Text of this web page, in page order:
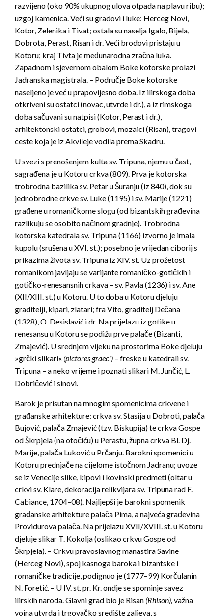
razvijeno (oko 90% ukupnog ulova otpada na plavu ribu);
uzgoj kamenica. Veći su gradovi i luke: Herceg Novi,
Kotor, Zelenika i Tivat; ostala su naselja Igalo, Bijela,
Dobrota, Perast, Risan i dr. Veći brodovi pristaju u
Kotoru; kraj Tivta je međunarodna zračna luka.
Zapadnom i sjevernom obalom Boke kotorske prolazi
Jadranska magistrala. – Područje Boke kotorske
naseljeno je već u prapovijesno doba. Iz ilirskoga doba
otkriveni su ostatci (novac, utvrde i dr.), a iz rimskoga
doba sačuvani su natpisi (Kotor, Perast i dr.),
arhitektonski ostatci, grobovi, mozaici (Risan), tragovi
ceste koja je iz Akvileje vodila prema Skadru.
U svezi s prenošenjem kulta sv. Tripuna, njemu u čast,
sagrađena je u Kotoru crkva (809). Prva je kotorska
trobrodna bazilika sv. Petar u Šuranju (iz 840), dok su
jednobrodne crkve sv. Luke (1195) i sv. Marije (1221)
građene u romaničkome slogu (od bizantskih građevina
razlikuju se osobito načinom gradnje). Trobrodna
kotorska katedrala sv. Tripuna (1166) izvorno je imala
kupolu (srušena u XVI. st.); posebno je vrijedan ciborij s
prikazima života sv. Tripuna iz XIV. st. Uz prožetost
romanikom javljaju se varijante romaničko-gotičkih i
gotičko-renesansnih crkava – sv. Pavla (1236) i sv. Ane
(XII/XIII. st.) u Kotoru. U to doba u Kotoru djeluju
graditelji, kipari, zlatari; fra Vito, graditelj Dečana
(1328), O. Desislavić i dr. Na prijelazu iz gotike u
renesansu u Kotoru se podižu prve palače (Bizanti,
Zmajević). U srednjem vijeku na prostorima Boke djeluju
»grčki slikari« (pictores graeci) – freske u katedrali sv.
Tripuna – a neko vrijeme i poznati slikari M. Junčić, L.
Dobričević i sinovi.
Barok je prisutan na mnogim spomenicima crkvene i
građanske arhitekture: crkva sv. Stasija u Dobroti, palača
Bujović, palača Zmajević (tzv. Biskupija) te crkva Gospe
od Škrpjela (na otočiću) u Perastu, župna crkva Bl. Dj.
Marije, palača Luković u Prčanju. Barokni spomenici u
Kotoru prednjače na cijelome istočnom Jadranu; uvoze
se iz Venecije slike, kipovi i kovinski predmeti (oltar u
crkvi sv. Klare, dekoracija relikvijara sv. Tripuna rad F.
Cabiance, 1704–08). Najljepši je barokni spomenik
građanske arhitekture palača Pima, a najveća građevina
Providurova palača. Na prijelazu XVII/XVIII. st. u Kotoru
djeluje slikar T. Kokolja (oslikao crkvu Gospe od
Škrpjela). – Crkvu pravoslavnog manastira Savine
(Herceg Novi), spoj kasnoga baroka i bizantske i
romaničke tradicije, podignuo je (1777–99) Korčulanin
N. Foretić. – U IV. st. pr. Kr. ondje se spominje savez
ilirskih naroda. Glavni grad bio je Risan (Rhison),važna
vojna utvrda i trgovačko središte zaljeva, s